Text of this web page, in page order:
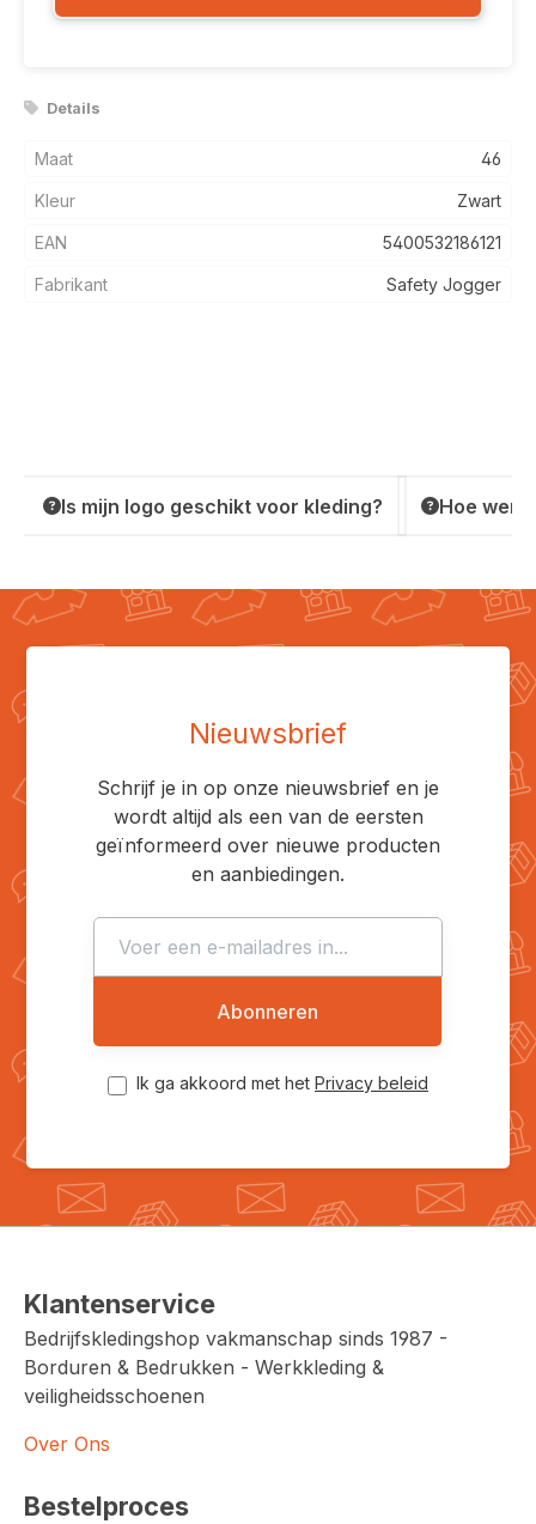
Details
Maat 46
Kleur Zwart
EAN 5400532186121
Fabrikant Safety Jogger
Is mijn logo geschikt voor kleding? Hoe
Nieuwsbrief
Schrijf je in op onze nieuwsbrief en je
wordt altijd als een van de eersten
geïnformeerd over nieuwe producten
en aanbiedingen.
Abonneren
Ik ga akkoord met het Privacy beleid
Klantenservice
Bedrijfskledingshop vakmanschap sinds 1987 -
Borduren & Bedrukken - Werkkleding &
veiligheidsschoenen
Over Ons
Bestelproces